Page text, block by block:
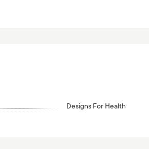
Designs For Health